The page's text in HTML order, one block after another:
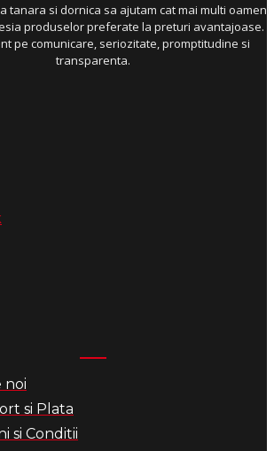
tanara si dornica sa ajutam cat mai multi oameni
produselor preferate la preturi avantajoase.
pe comunicare, seriozitate, promptitudine si
transparenta.
noi
si Plata
si Conditii